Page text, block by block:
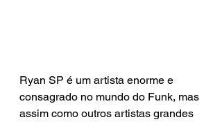
Ryan SP é um artista enorme e
consagrado no mundo do Funk, mas
assim como outros artistas grandes